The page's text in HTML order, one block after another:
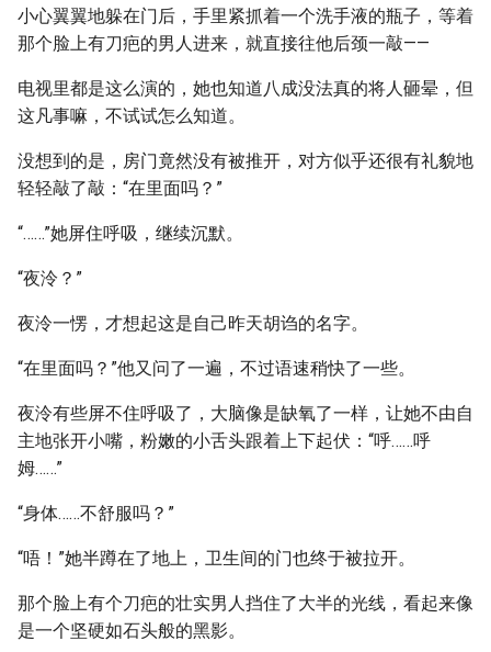
小心翼翼地躲在门后，手里紧抓着一个洗手液的瓶子，等着
那个脸上有刀疤的男人进来，就直接往他后颈一敲——
电视里都是这么演的，她也知道八成没法真的将人砸晕，但
这凡事嘛，不试试怎么知道。
没想到的是，房门竟然没有被推开，对方似乎还很有礼貌地
轻轻敲了敲：“在里面吗？”
“……”她屏住呼吸，继续沉默。
“夜泠？”
夜泠一愣，才想起这是自己昨天胡诌的名字。
“在里面吗？”他又问了一遍，不过语速稍快了一些。
夜泠有些屏不住呼吸了，大脑像是缺氧了一样，让她不由自
主地张开小嘴，粉嫩的小舌头跟着上下起伏：“呼……呼
姆……”
“身体……不舒服吗？”
“唔！”她半蹲在了地上，卫生间的门也终于被拉开。
那个脸上有个刀疤的壮实男人挡住了大半的光线，看起来像
是一个坚硬如石头般的黑影。